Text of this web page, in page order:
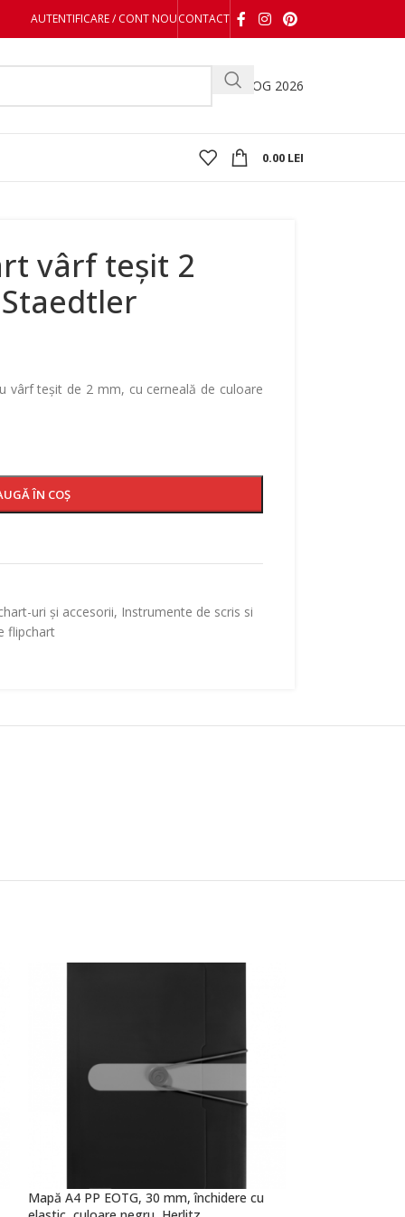
AUTENTIFICARE / CONT NOUCONTACT
CATALOG 2026
0.00 LEI
vârf teșit 2
vârf teșit de 2 mm, cu cerneală de culoare
ÎN COȘ
uri și accesorii, Instrumente de scris si
flipchart
Mapă A4 PP EOTG, 30 mm, închidere cu